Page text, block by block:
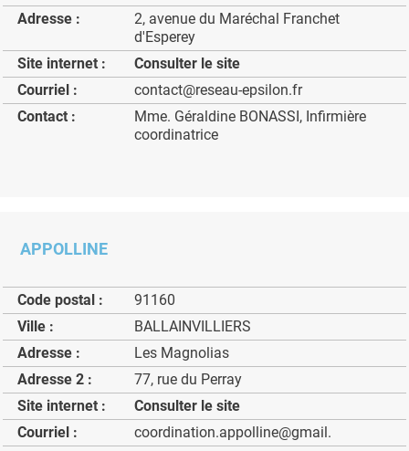
Adresse :
2, avenue du Maréchal Franchet
d'Esperey
Site internet :
Consulter le site
Courriel :
contact@reseau-epsilon.fr
Contact :
Mme. Géraldine BONASSI, Infirmière
coordinatrice
APPOLLINE
Code postal :
91160
Ville :
BALLAINVILLIERS
Adresse :
Les Magnolias
Adresse 2 :
77, rue du Perray
Site internet :
Consulter le site
Courriel :
coordination.appolline@gmail.